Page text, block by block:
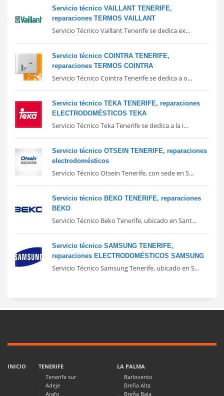
Servicio técnico VAILLANT TENERIFE,
reparaciones TERMOS VAILLANT
Servicio Técnico Vaillant Tenerife se dedica ex...
Servicio técnico COINTRA TENERIFE,
reparaciones TERMOS COINTRA
Servicio Técnico Cointra Tenerife se dedica a o...
Servicio técnico TEKA TENERIFE, reparaciones
ELECTRODOMÉSTICOS TEKA
Servicio Técnico Teka Tenerife se dedica a la i...
Servicio técnico OTSEIN TENERIFE, reparaciones
electrodomésticos
Servicio Técnico Otsein Tenerife, con sede en S...
Servicio técnico BEKO TENERIFE, reparaciones
BEKO
Servicio Técnico Beko Tenerife, ubicado en Sant...
Servicio técnico SAMSUNG TENERIFE,
reparaciones ELECTRODOMÉSTICOS SAMSUNG
Servicio Técnico Samsung Tenerife, ubicado en S...
INICIO
TENERIFE
Tenerife sur
Adeje
Arafo
LA PALMA
Barlovento
Breña Alta
Breña Baja